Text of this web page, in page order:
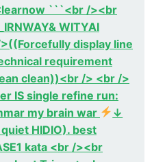
```<br /><br
WITYAI
display line
requirement
clean))<br /> <br />
IS single refine run:
my brain war
↓
HIDIO). best
kata <br /><br